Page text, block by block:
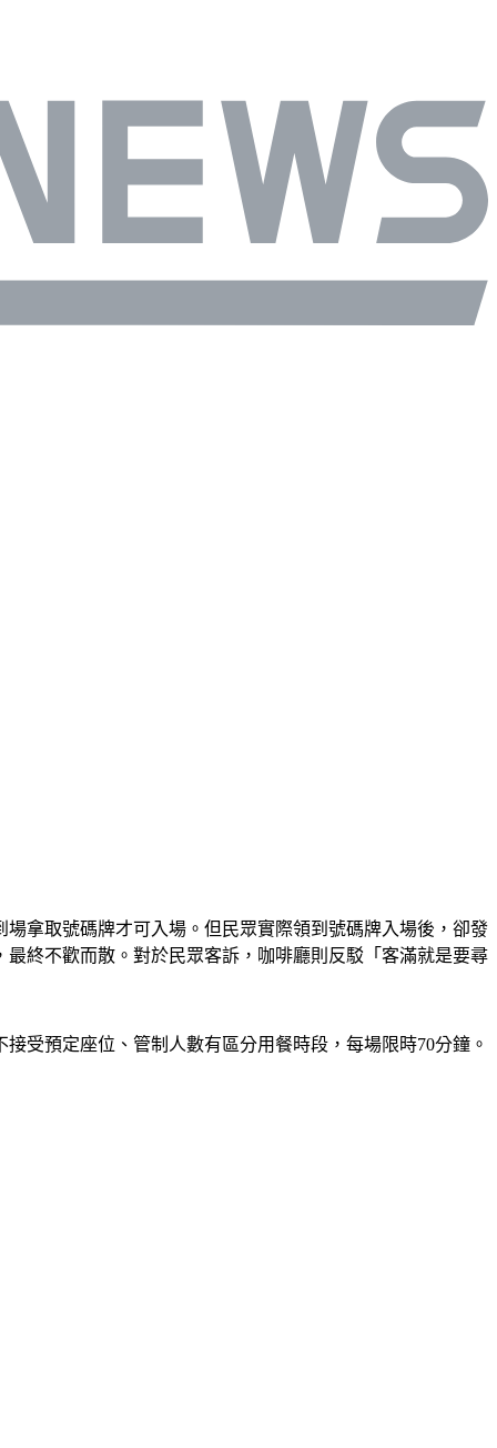
拿取號碼牌才可入場。但民眾實際領到號碼牌入場後，卻發
終不歡而散。對於民眾客訴，咖啡廳則反駁「客滿就是要尋
受預定座位、管制人數有區分用餐時段，每場限時70分鐘。